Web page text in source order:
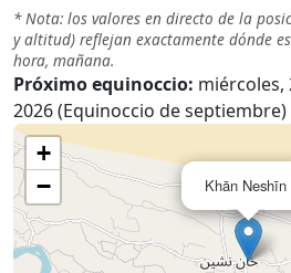
* Nota: los valores en directo de la
y altitud) reflejan exactamente dónde
hora, mañana.
Próximo equinoccio: miércoles,
2026 (Equinoccio de septiembre)
Khān Neshīn
+
−